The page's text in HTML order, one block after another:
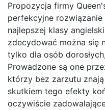
Propozycja firmy
perfekcyjne
najlepszej klasy
zdecydować można się
tylko dla osób
Prowadzone są one
którzy bez zarzutu
skutkiem tego efekty
oczywiście